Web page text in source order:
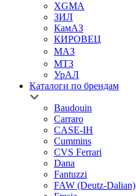
XGMA
ЗИЛ
КамАЗ
КИРОВЕЦ
МАЗ
МТЗ
УрАЛ
Каталоги по брендам
Baudouin
Carraro
CASE-IH
Cummins
CVS Ferrari
Dana
Fantuzzi
FAW (Deutz-Dalian)